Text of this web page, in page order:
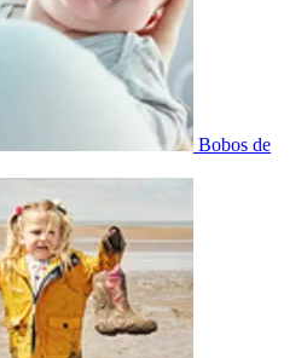
Bobos de